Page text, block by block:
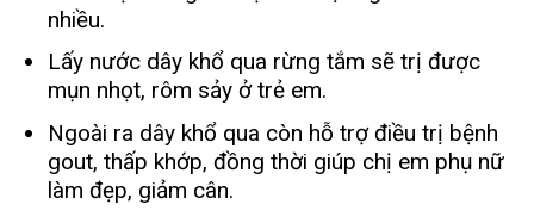
nhiều.
Lấy nước dây khổ qua rừng tắm sẽ trị được
mụn nhọt, rôm sảy ở trẻ em.
Ngoài ra dây khổ qua còn hỗ trợ điều trị bệnh
gout, thấp khớp, đồng thời giúp chị em phụ nữ
làm đẹp, giảm cân.